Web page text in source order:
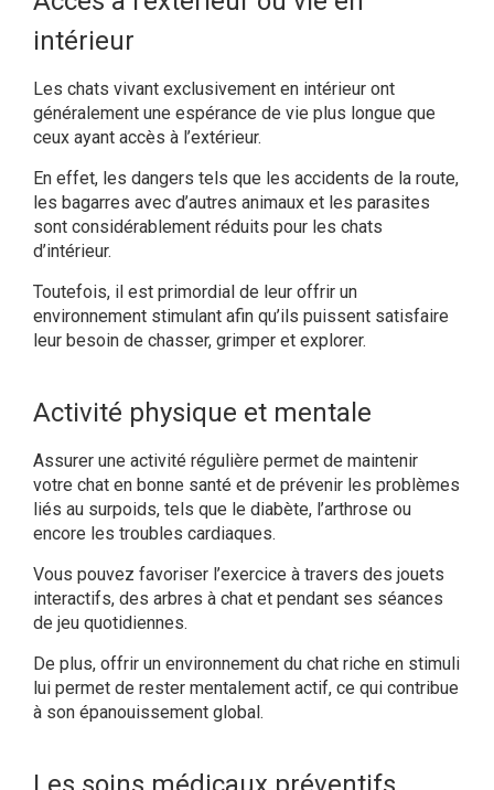
intérieur
Les chats vivant exclusivement en intérieur ont
généralement une espérance de vie plus longue que
ceux ayant accès à l’extérieur.
En effet, les dangers tels que les accidents de la route,
les bagarres avec d’autres animaux et les parasites
sont considérablement réduits pour les chats
d’intérieur.
Toutefois, il est primordial de leur offrir un
environnement stimulant afin qu’ils puissent satisfaire
leur besoin de chasser, grimper et explorer.
Activité physique et mentale
Assurer une activité régulière permet de maintenir
votre chat en bonne santé et de prévenir les problèmes
liés au surpoids, tels que le diabète, l’arthrose ou
encore les troubles cardiaques.
Vous pouvez favoriser l’exercice à travers des jouets
interactifs, des arbres à chat et pendant ses séances
de jeu quotidiennes.
De plus, offrir un environnement du chat riche en stimuli
lui permet de rester mentalement actif, ce qui contribue
à son épanouissement global.